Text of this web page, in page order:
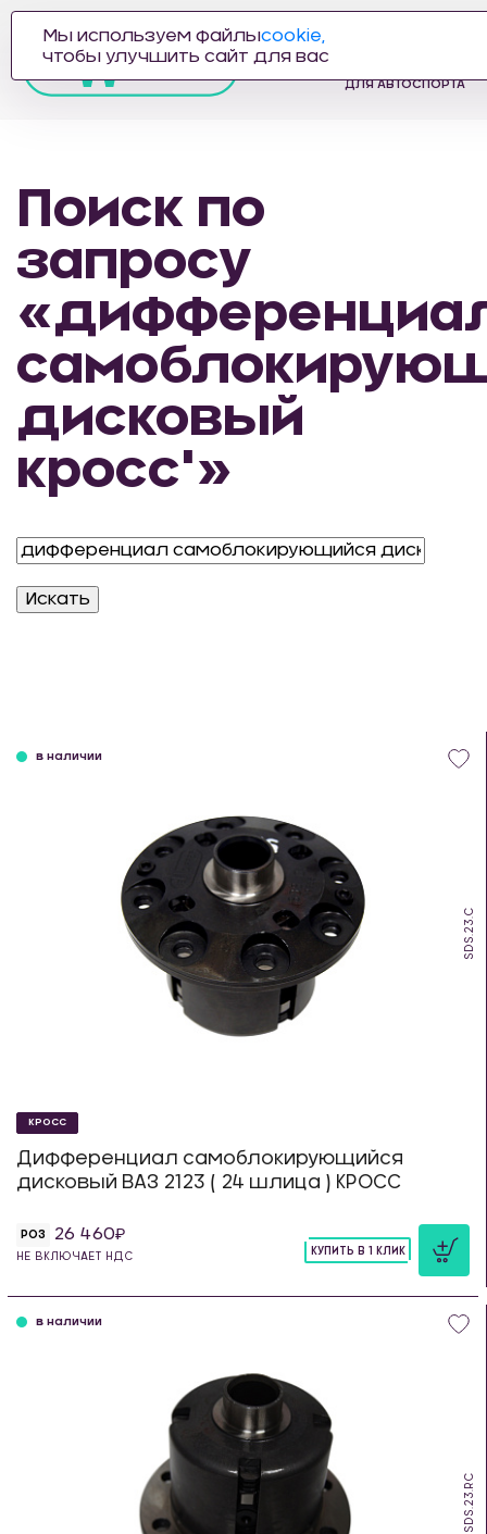
ДЛЯ АВТОСПОРТА
Поиск по
запросу
дисковый
кросс'»
SDS.23.C
в наличии
КРОСС
Дифференциал самоблокирующийся
дисковый ВАЗ 2123 ( 24 шлица ) КРОСС
РОЗ 26 460
НЕ ВКЛЮЧАЕТ НДС
КУПИТЬ В 1 КЛИК
SDS.23.RC
в наличии
Мы используем файлыcookie,
чтобы улучшить сайт для вас